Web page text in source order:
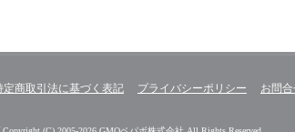
定商取引法に基づく表記 プライバシーポリシー お問